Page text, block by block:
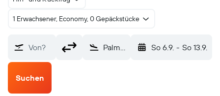
1 Erwachsener, Economy, 0 Gepäckstücke
Von? Palm Springs (PSP) So 6.9. - So 13.9.
Suchen